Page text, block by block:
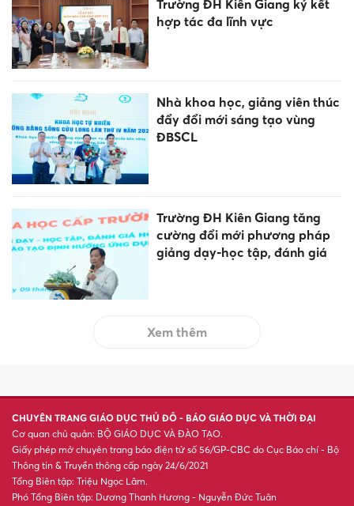
Trường ĐH Kiên Giang ký kết
hợp tác đa lĩnh vực
Nhà khoa học, giảng viên thúc
đẩy đổi mới sáng tạo vùng
ĐBSCL
Trường ĐH Kiên Giang tăng
cường đổi mới phương pháp
giảng dạy-học tập, đánh giá
Xem thêm
CHUYÊN TRANG GIÁO DỤC THỦ ĐÔ - BÁO GIÁO DỤC VÀ THỜI ĐẠI
Cơ quan chủ quản: BỘ GIÁO DỤC VÀ ĐÀO TẠO.
Giấy phép mở chuyên trang báo điện tử số 56/GP-CBC do Cục Báo chí - Bộ
Thông tin & Truyền thông cấp ngày 24/6/2021
Tổng Biên tập: Triệu Ngọc Lâm.
Phó Tổng Biên tập: Dương Thanh Hương - Nguyễn Đức Tuân